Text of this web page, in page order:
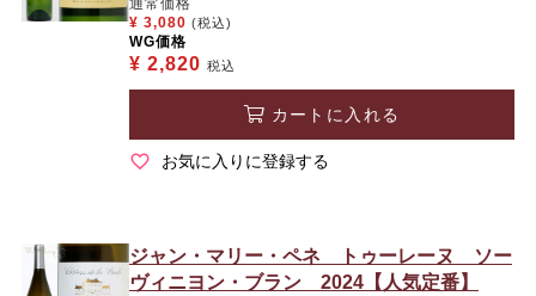
¥ 3,080 (税込)
WG価格
¥ 2,820 税込
カートに入れる
お気に入りに登録する
ジャン・マリー・ペネ トゥーレーヌ ソー
ヴィニヨン・ブラン 2024【人気定番】